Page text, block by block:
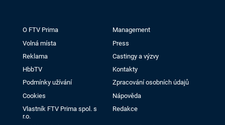
O FTV Prima
Management
Volná místa
Press
Reklama
Castingy a výzvy
HbbTV
Kontakty
Podmínky užívání
Zpracování osobních údajů
Cookies
Nápověda
Vlastník FTV Prima spol. s
r.o.
Redakce